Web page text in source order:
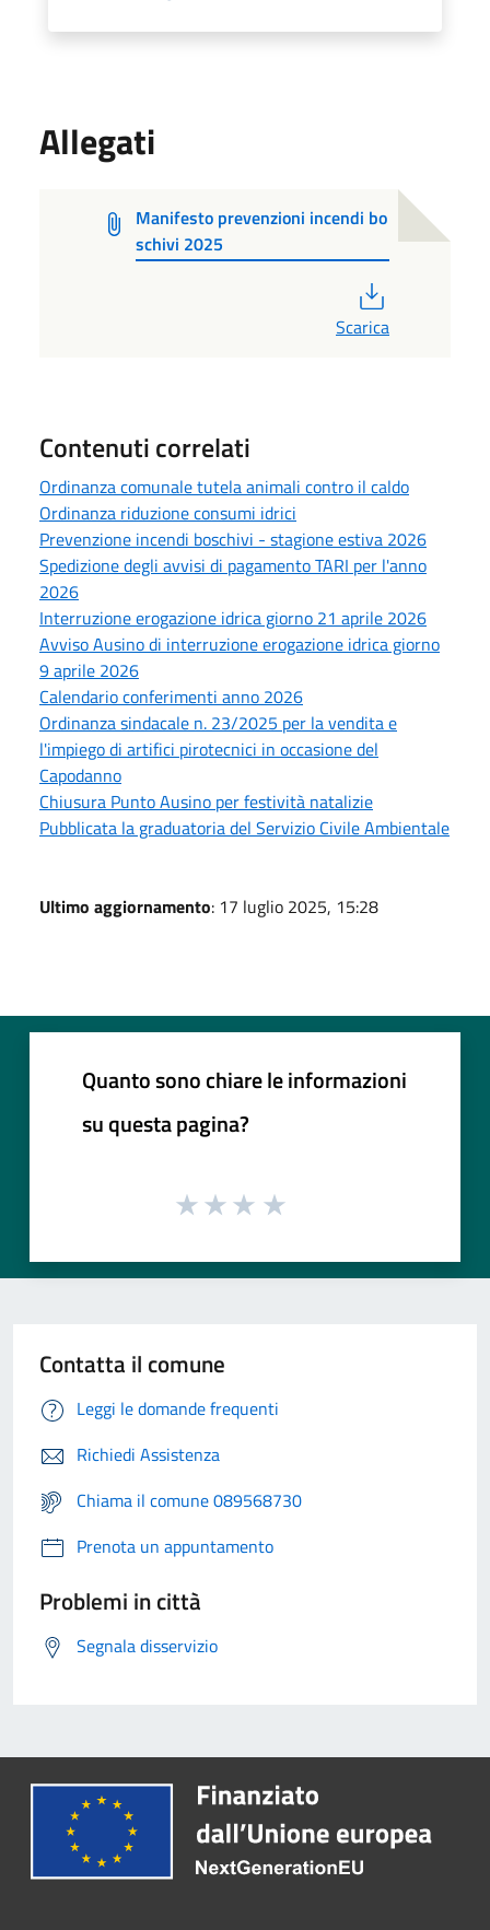
Allegati
Manifesto prevenzioni incendi bo
schivi 2025
Scarica
Contenuti correlati
Ordinanza comunale tutela animali contro il caldo
Ordinanza riduzione consumi idrici
Prevenzione incendi boschivi - stagione estiva 2026
Spedizione degli avvisi di pagamento TARI per l'anno
2026
Interruzione erogazione idrica giorno 21 aprile 2026
Avviso Ausino di interruzione erogazione idrica giorno
9 aprile 2026
Calendario conferimenti anno 2026
Ordinanza sindacale n. 23/2025 per la vendita e
l'impiego di artifici pirotecnici in occasione del
Capodanno
Chiusura Punto Ausino per festività natalizie
Pubblicata la graduatoria del Servizio Civile Ambientale
Ultimo aggiornamento: 17 luglio 2025, 15:28
Quanto sono chiare le informazioni
su questa pagina?
Contatta il comune
Leggi le domande frequenti
Richiedi Assistenza
Chiama il comune 089568730
Prenota un appuntamento
Problemi in città
Segnala disservizio